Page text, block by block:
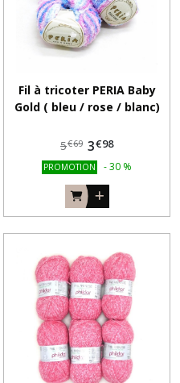
Fil à tricoter PERIA Baby
Gold ( bleu / rose / blanc)
5€69 3€98
PROMOTION -30 %